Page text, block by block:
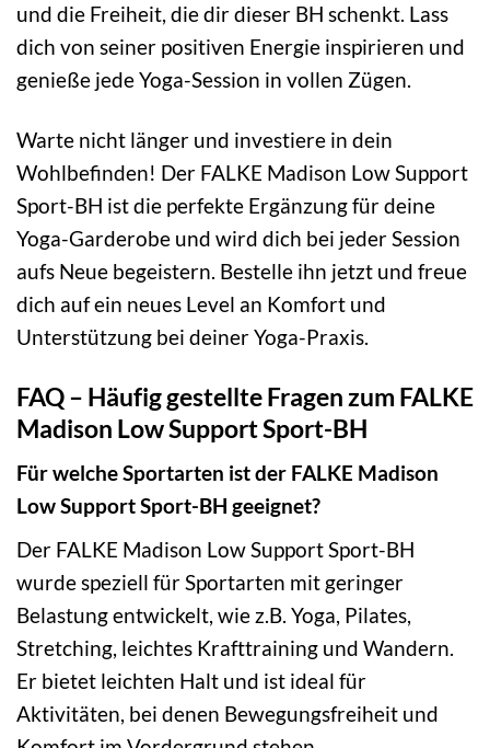
und die Freiheit, die dir dieser BH schenkt. Lass
dich von seiner positiven Energie inspirieren und
genieße jede Yoga-Session in vollen Zügen.
Warte nicht länger und investiere in dein
Wohlbefinden! Der FALKE Madison Low Support
Sport-BH ist die perfekte Ergänzung für deine
Yoga-Garderobe und wird dich bei jeder Session
aufs Neue begeistern. Bestelle ihn jetzt und freue
dich auf ein neues Level an Komfort und
Unterstützung bei deiner Yoga-Praxis.
FAQ – Häufig gestellte Fragen zum FALKE
Madison Low Support Sport-BH
Für welche Sportarten ist der FALKE Madison
Low Support Sport-BH geeignet?
Der FALKE Madison Low Support Sport-BH
wurde speziell für Sportarten mit geringer
Belastung entwickelt, wie z.B. Yoga, Pilates,
Stretching, leichtes Krafttraining und Wandern.
Er bietet leichten Halt und ist ideal für
Aktivitäten, bei denen Bewegungsfreiheit und